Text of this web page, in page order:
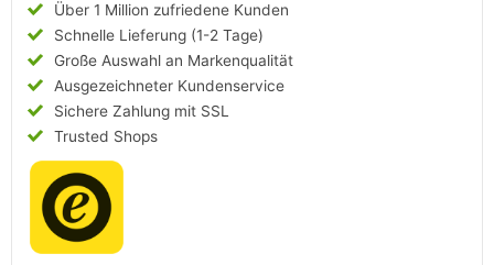
Über 1 Million zufriedene Kunden
Schnelle Lieferung (1-2 Tage)
Große Auswahl an Markenqualität
Ausgezeichneter Kundenservice
Sichere Zahlung mit SSL
Trusted Shops